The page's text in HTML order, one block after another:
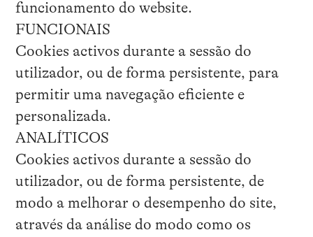
funcionamento do website.
FUNCIONAIS
Cookies activos durante a sessão do
utilizador, ou de forma persistente, para
permitir uma navegação eficiente e
personalizada.
ANALÍTICOS
Cookies activos durante a sessão do
utilizador, ou de forma persistente, de
modo a melhorar o desempenho do site,
através da análise do modo como os